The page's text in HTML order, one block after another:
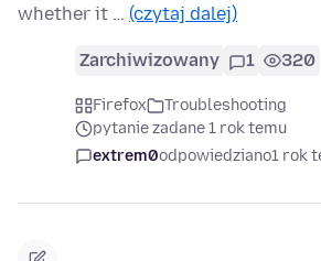
whether it … (czytaj dalej)
Zarchiwizowany 1 320
Firefox
Troubleshooting
pytanie zadane 1 rok temu
extrem0odpowiedziano1 rok